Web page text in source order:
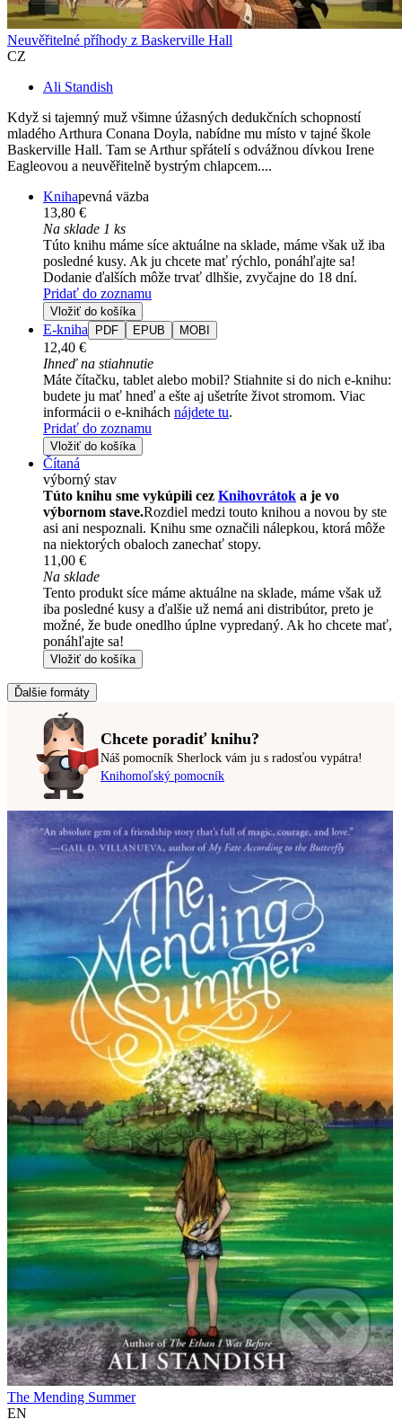
Neuvěřitelné příhody z Baskerville Hall
CZ
Ali Standish
Když si tajemný muž všimne úžasných dedukčních schopností
mladého Arthura Conana Doyla, nabídne mu místo v tajné škole
Baskerville Hall. Tam se Arthur spřátelí s odvážnou dívkou Irene
Eagleovou a neuvěřitelně bystrým chlapcem....
Knihapevná väzba
13,80 €
Na sklade 1 ks
Túto knihu máme síce aktuálne na sklade, máme však už iba
posledné kusy. Ak ju chcete mať rýchlo, ponáhľajte sa!
Dodanie ďalších môže trvať dlhšie, zvyčajne do 18 dní.
Pridať do zoznamu
Vložiť do košíka
E-kniha PDF EPUB MOBI
12,40 €
Ihneď na stiahnutie
Máte čítačku, tablet alebo mobil? Stiahnite si do nich e-knihu:
budete ju mať hneď a ešte aj ušetríte život stromom. Viac
informácii o e-knihách nájdete tu.
Pridať do zoznamu
Vložiť do košíka
Čítaná
výborný stav
Túto knihu sme vykúpili cez Knihovrátok a je vo
výbornom stave.Rozdiel medzi touto knihou a novou by ste
asi ani nespoznali. Knihu sme označili nálepkou, ktorá môže
na niektorých obaloch zanechať stopy.
11,00 €
Na sklade
Tento produkt síce máme aktuálne na sklade, máme však už
iba posledné kusy a ďalšie už nemá ani distribútor, preto je
možné, že bude onedlho úplne vypredaný. Ak ho chcete mať,
ponáhľajte sa!
Vložiť do košíka
Ďalšie formáty
Chcete poradiť knihu?
Náš pomocník Sherlock vám ju s radosťou vypátra!
Knihomoľský pomocník
The Mending Summer
EN